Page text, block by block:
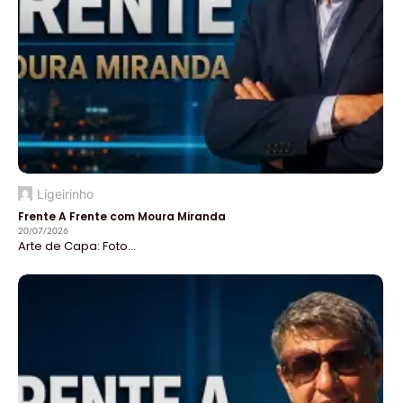
Ligeirinho
Frente A Frente com Moura Miranda
20/07/2026
Arte de Capa: Foto...